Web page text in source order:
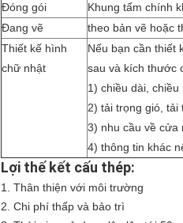
Đóng gói
Khung tấm chính
Đang vẽ
theo bản vẽ hoặc
Thiết kế hình
chữ nhật
Nếu bạn cần thiết
sau và kích thước
1) chiều dài,
2) tải trọng gió, tải
3) nhu cầu về cửa
4) thông tin khác
Lợi thế kết cấu thép:
1. Thân thiện với môi trường
2. Chi phí thấp và bảo trì